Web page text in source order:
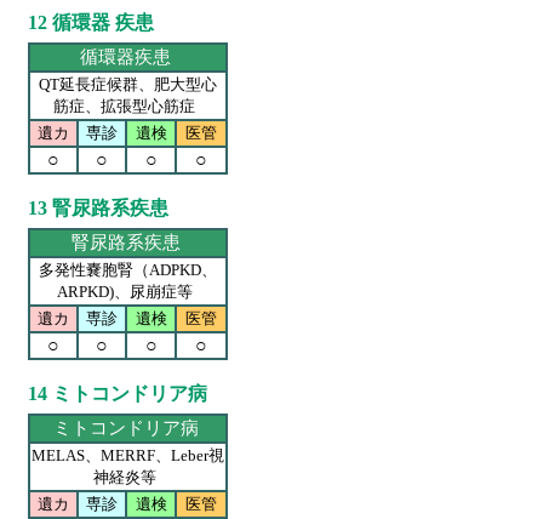
12 循環器 疾患
循環器疾患
QT延長症候群、肥大型心
筋症、拡張型心筋症
遺カ
専診 遺検 医管
○ ○ ○ ○
13 腎尿路系疾患
腎尿路系疾患
多発性嚢胞腎（ADPKD、
ARPKD)、尿崩症等
遺カ
専診 遺検 医管
○ ○ ○ ○
14 ミトコンドリア病
ミトコンドリア病
MELAS、MERRF、Leber視
神経炎等
遺カ
専診 遺検 医管